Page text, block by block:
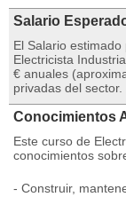
Salario
El Salario
Electricista
€ anuales
privadas del sector.
Conocimientos
Este curso de
conocimientos
- Construir,